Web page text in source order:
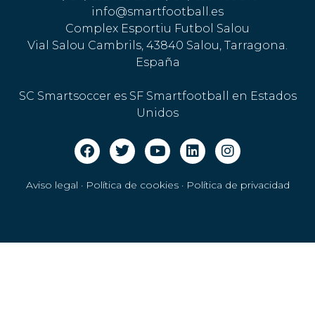
info@smartfootball.es
Complex Esportiu Futbol Salou
Vial Salou Cambrils, 43840 Salou, Tarragona.
España
SC Smartsoccer es SF Smartfootball en Estados
Unidos
Aviso legal · Política de cookies· Política de privacidad